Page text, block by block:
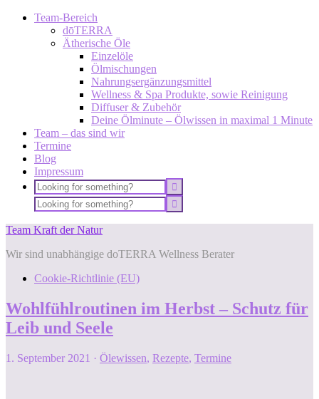
Team-Bereich
dōTERRA
Ätherische Öle
Einzelöle
Ölmischungen
Nahrungsergänzungsmittel
Wellness & Spa Produkte, sowie Reinigung
Diffuser & Zubehör
Deine Ölminute – Ölwissen in maximal 1 Minute
Team – das sind wir
Termine
Blog
Impressum
Team Kraft der Natur
Wir sind unabhängige doTERRA Wellness Berater
Cookie-Richtlinie (EU)
Wohlfühlroutinen im Herbst – Schutz für
Leib und Seele
1. September 2021 · Ölewissen, Rezepte, Termine